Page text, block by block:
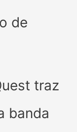
de
traz
banda